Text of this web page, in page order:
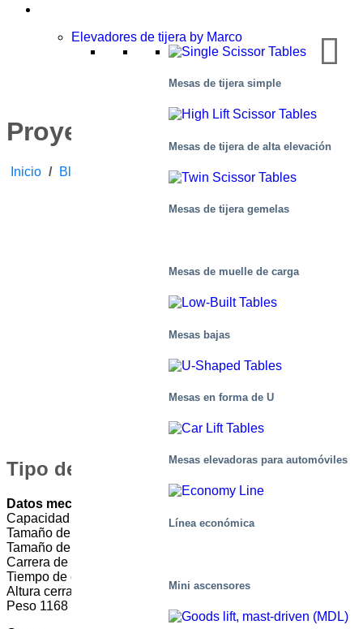
Elevadores de tijera by Marco
Mesas de tijera simple
Mesas de tijera de alta elevación
Mesas de tijera gemelas
Mesas de muelle de carga
Mesas bajas
Mesas en forma de U
Mesas elevadoras para automóviles
Línea económica
Mini ascensores
Proyecto Saxon
Inicio / Blog Noticias De Empresa /Proyecto Saxon
Tipo de mesa: M3-030160-D2K
Datos mecánicos
Capacidad 3000 kg
Tamaño de la plataforma 2500 x 1800 mm (LxA)
Tamaño del bastidor 2250 x 1630 mm (LxA)
Carrera de elevación 1600 mm
Tiempo de elevación 33 s
Altura cerrada 305 mm
Peso 1168 kg